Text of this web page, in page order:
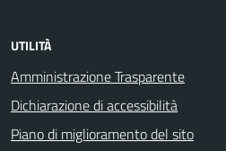
UTILITÀ
Amministrazione Trasparente
Dichiarazione di accessibilità
Piano di miglioramento del sito